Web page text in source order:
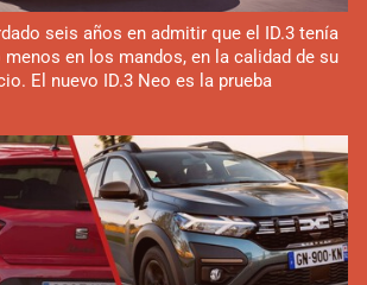
seis años en admitir que el ID.3 tenía
en los mandos, en la calidad de su
El nuevo ID.3 Neo es la prueba